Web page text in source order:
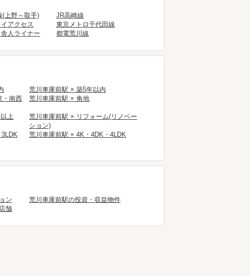
(上野～取手)
JR高崎線
アクセス
東京メトロ千代田線
舎人ライナー 都電荒川線
荒川車庫前駅 × 築5年以内
・南西
荒川車庫前駅 × 角地
上
荒川車庫前駅 × リフォーム(リノベー
ション)
荒川車庫前駅 × 4K・4DK・4LDK
ン
荒川車庫前駅の投資・収益物件
舗